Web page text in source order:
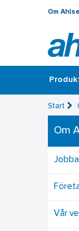
Om
Start
Om
Vår